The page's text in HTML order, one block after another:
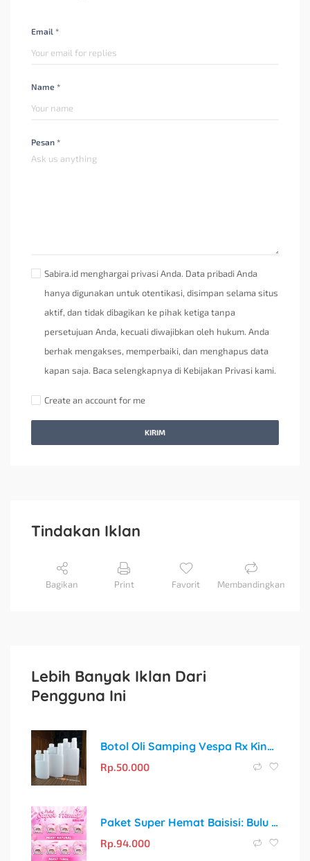
Email *
Name *
Pesan *
Sabira.id menghargai privasi Anda. Data pribadi Anda
hanya digunakan untuk otentikasi, disimpan selama situs
aktif, dan tidak dibagikan ke pihak ketiga tanpa
persetujuan Anda, kecuali diwajibkan oleh hukum. Anda
berhak mengakses, memperbaiki, dan menghapus data
kapan saja. Baca selengkapnya di Kebijakan Privasi kami.
Create an account for me
KIRIM
Tindakan Iklan
Bagikan Print Favorit Membandingkan
Lebih Banyak Iklan Dari
Pengguna Ini
Botol Oli Samping Vespa Rx King: Takaran Oli yang Akurat untuk Setiap Perjalanan
Rp.50.000
Paket Super Hemat Baisisi: Bulu Mata Palsu + Tweezer + Lash Glue + Penjepit Sunflower
Rp.94.000